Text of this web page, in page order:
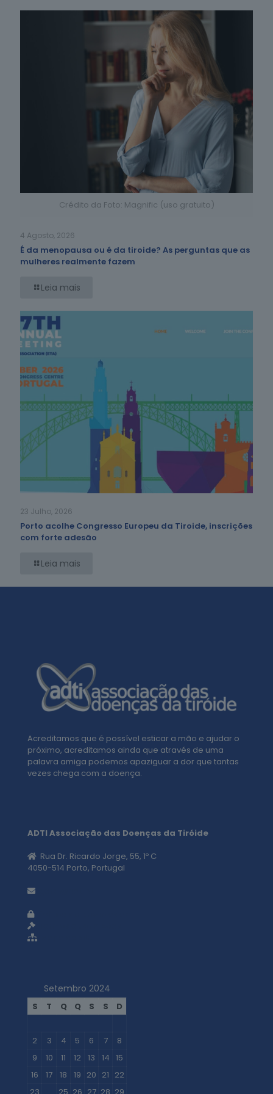
Crédito da Foto: Magnific (uso gratuito)
4 Agosto, 2026
É da menopausa ou é da tiroide? As perguntas que as
mulheres realmente fazem
Leia mais
23 Julho, 2026
Porto acolhe Congresso Europeu da Tiroide, inscrições
com forte adesão
Leia mais
Acreditamos que é possível esticar a mão e ajudar o
próximo, acreditamos ainda que através de uma
palavra amiga podemos apaziguar a dor que tantas
vezes chega com a doença.
ADTI Associação das Doenças da Tiróide
Rua Dr. Ricardo Jorge, 55, 1º C
4050-514 Porto, Portugal
Setembro 2024
S T Q Q S S
D
2
3 4 5 6 7
8
9
10 11 12 13 14 15
16
17 18 19 20 21 22